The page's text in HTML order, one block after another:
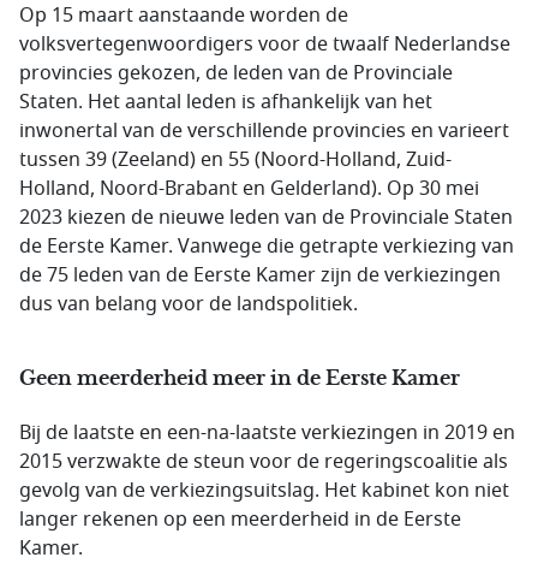
Op 15 maart aanstaande worden de
volksvertegenwoordigers voor de twaalf Nederlandse
provincies gekozen, de leden van de Provinciale
Staten. Het aantal leden is afhankelijk van het
inwonertal van de verschillende provincies en varieert
tussen 39 (Zeeland) en 55 (Noord-Holland, Zuid-
Holland, Noord-Brabant en Gelderland). Op 30 mei
2023 kiezen de nieuwe leden van de Provinciale Staten
de Eerste Kamer. Vanwege die getrapte verkiezing van
de 75 leden van de Eerste Kamer zijn de verkiezingen
dus van belang voor de landspolitiek.
Geen meerderheid meer in de Eerste Kamer
Bij de laatste en een-na-laatste verkiezingen in 2019 en
2015 verzwakte de steun voor de regeringscoalitie als
gevolg van de verkiezingsuitslag. Het kabinet kon niet
langer rekenen op een meerderheid in de Eerste
Kamer.